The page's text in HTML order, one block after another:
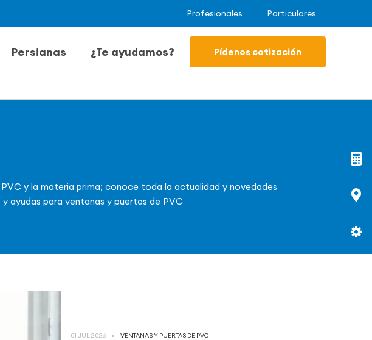
Profesionales Particulares
Persianas ¿Te ayudamos? Pídenos cotización
y la materia prima; conoce toda la actualidad y novedades
ayudas para ventanas y puertas de PVC
01 JUL 2026 VENTANAS Y PUERTAS DE PVC